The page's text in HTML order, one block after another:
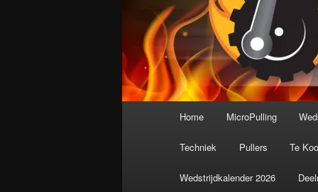
Home MicroPulling
Techniek Pullers Te
Wedstrijdkalender 2026